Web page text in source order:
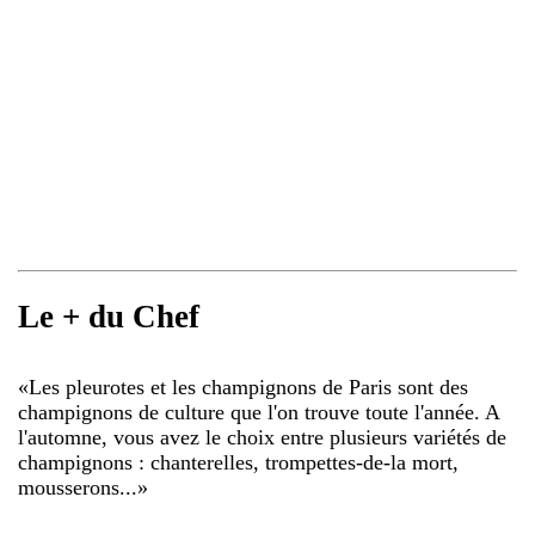
Le + du Chef
«Les pleurotes et les champignons de Paris sont des
champignons de culture que l'on trouve toute l'année. A
l'automne, vous avez le choix entre plusieurs variétés de
champignons : chanterelles, trompettes-de-la mort,
mousserons...»